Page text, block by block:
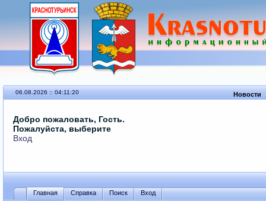
06.08.2026 :: 04:11:20 Новости
Добро пожаловать, Гость.
Пожалуйста, выберите
Вход
Главная Справка Поиск Вход